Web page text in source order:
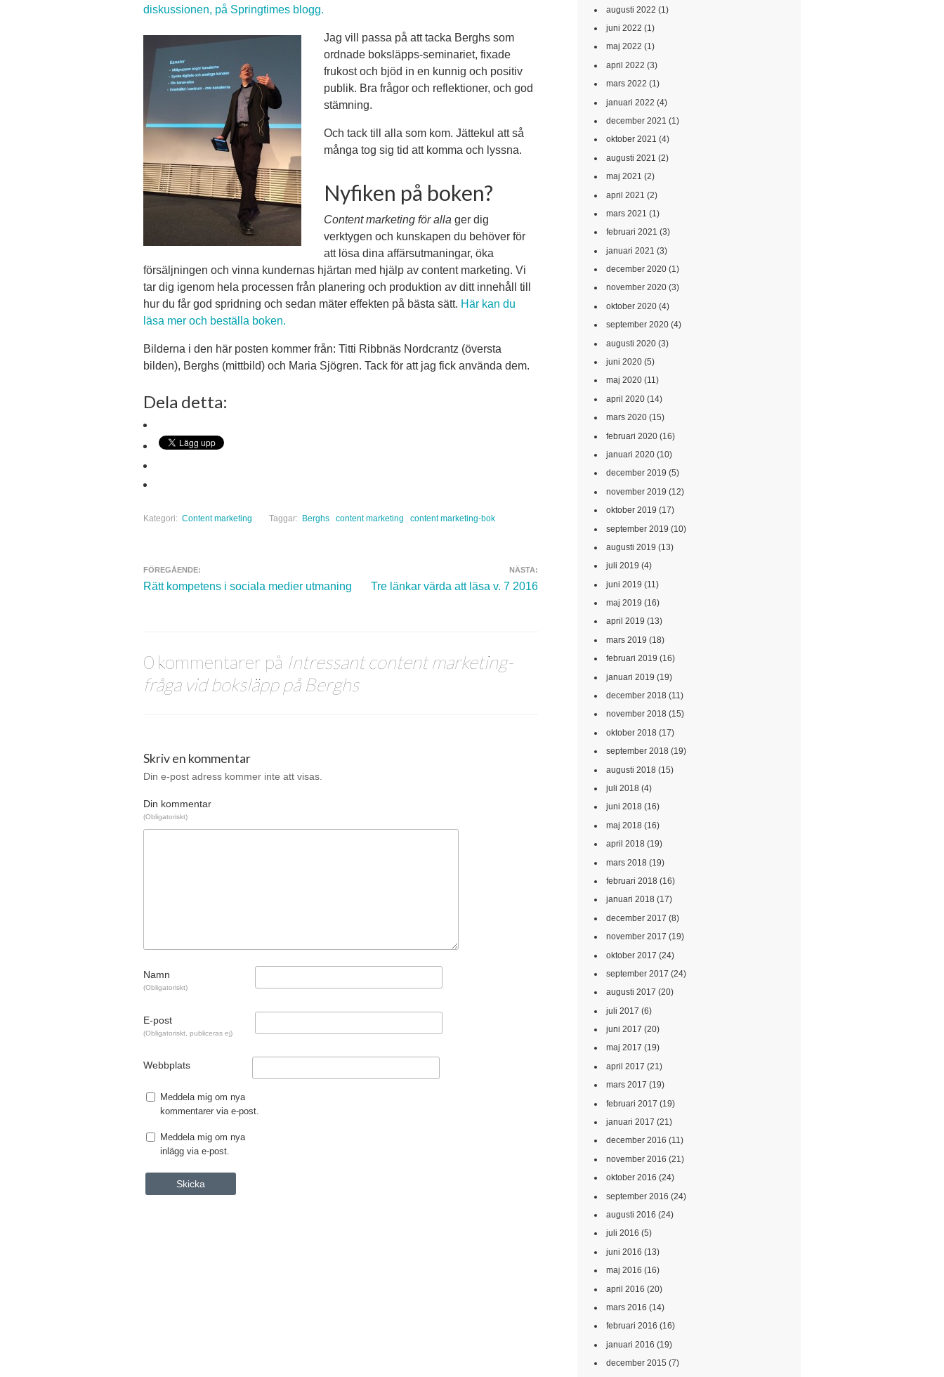
diskussionen, på Springtimes blogg.
Jag vill passa på att tacka Berghs som
ordnade boksläpps-seminariet, fixade
frukost och bjöd in en kunnig och positiv
publik. Bra frågor och reflektioner, och god
stämning.
Och tack till alla som kom. Jättekul att så
många tog sig tid att komma och lyssna.
Nyfiken på boken?
Content marketing för alla ger dig
verktygen och kunskapen du behöver för
att lösa dina affärsutmaningar, öka
försäljningen och vinna kundernas hjärtan med hjälp av content marketing. Vi
tar dig igenom hela processen från planering och produktion av ditt innehåll till
hur du får god spridning och sedan mäter effekten på bästa sätt. Här kan du
läsa mer och beställa boken.
Bilderna i den här posten kommer från: Titti Ribbnäs Nordcrantz (översta
bilden), Berghs (mittbild) och Maria Sjögren. Tack för att jag fick använda dem.
Dela detta:
Kategori: Content marketing Taggar: Berghs content marketing content marketing-bok
Navigera inlägg
FÖREGÅENDE:
Rätt kompetens i sociala medier utmaning
NÄSTA:
Tre länkar värda att läsa v. 7 2016
0 kommentarer på Intressant content marketing-
fråga vid boksläpp på Berghs
Skriv en kommentar
Din e-post adress kommer inte att visas.
Din kommentar
(Obligatoriskt)
Namn
(Obligatoriskt)
E-post
(Obligatoriskt, publiceras ej)
Webbplats
Meddela mig om nya
kommentarer via e-post.
Meddela mig om nya
inlägg via e-post.
augusti 2022 (1)
juni 2022 (1)
maj 2022 (1)
april 2022 (3)
mars 2022 (1)
januari 2022 (4)
december 2021 (1)
oktober 2021 (4)
augusti 2021 (2)
maj 2021 (2)
april 2021 (2)
mars 2021 (1)
februari 2021 (3)
januari 2021 (3)
december 2020(1)
november 2020(3)
oktober 2020(4)
september 2020(4)
augusti 2020(3)
juni 2020(5)
maj 2020(11)
april 2020(14)
mars 2020(15)
februari 2020(16)
januari 2020(10)
december 2019 (5)
november 2019 (12)
oktober 2019 (17)
september 2019 (10)
augusti 2019 (13)
juli 2019 (4)
juni 2019 (11)
maj 2019 (16)
april 2019 (13)
mars 2019 (18)
februari 2019 (16)
januari 2019 (19)
december 2018(11)
november 2018(15)
oktober 2018(17)
september 2018(19)
augusti 2018(15)
juli 2018(4)
juni 2018(16)
maj 2018(16)
april 2018(19)
mars 2018(19)
februari 2018(16)
januari 2018(17)
december 2017 (8)
november 2017 (19)
oktober 2017 (24)
september 2017 (24)
augusti 2017 (20)
juli 2017 (6)
juni 2017 (20)
maj 2017 (19)
april 2017 (21)
mars 2017 (19)
februari 2017 (19)
januari 2017 (21)
december 2016 (11)
november 2016 (21)
oktober 2016 (24)
september 2016 (24)
augusti 2016 (24)
juli 2016 (5)
juni 2016 (13)
maj 2016 (16)
april 2016 (20)
mars 2016 (14)
februari 2016 (16)
januari 2016 (19)
december 2015 (7)